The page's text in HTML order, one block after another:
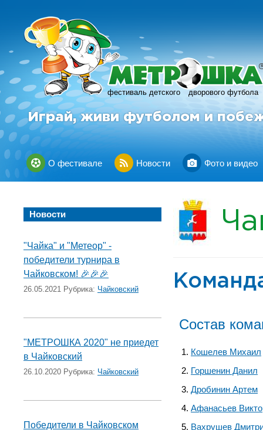
фестиваль детского дворового футбола
R
Играй, живи футболом и
О фестивале Новости Фото и видео
Новости
"Чайка" и "Метеор" -
победители турнира в
Чайковском! 🎉🎉🎉
26.05.2021 Рубрика: Чайковский
"МЕТРОШКА 2020" не приедет
в Чайковский
26.10.2020 Рубрика: Чайковский
Победители в Чайковском
Состав
Кошелев Михаил
Горшенин Данил
Дробинин Артем
Афанасьев
Вахрушев